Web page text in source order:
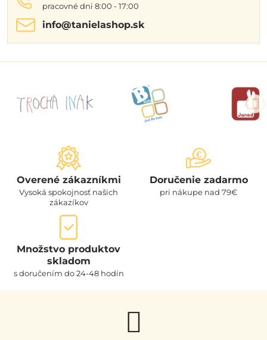
pracovné dni 8:00 - 17:00
info​@tanielashop​.sk
Overené zákazníkmi
Vysoká spokojnosť našich
zákazíkov
Doručenie zadarmo
pri nákupe nad 79€
Množstvo produktov
skladom
s doručením do 24-48 hodín